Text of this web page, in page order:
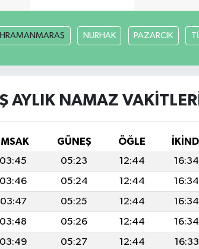
NURHAK PAZARCIK
AYLIK NAMAZ VAKITLERI
İMSAK GÜNEŞ ÖĞLE İKINDI
03:45 05:23 12:44 16:34
03:46 05:24 12:44 16:34
03:47 05:25 12:44 16:34
03:48 05:26 12:44 16:34
03:49 05:27 12:44 16:33